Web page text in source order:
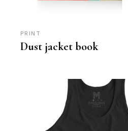
PRINT
Dust jacket book